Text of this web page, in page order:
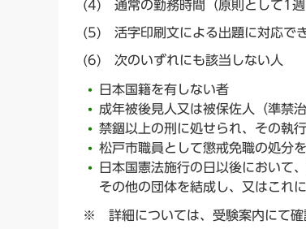
(4) 通常の勤務時間（原則として1
(5) 活字印刷文による出題に対応で
(6) 次のいずれにも該当しない人
日本国籍を有しない者
成年被後見人又は被保佐人（準禁
禁錮以上の刑に処せられ、その執
松戸市職員として懲戒免職の処分
日本国憲法施行の日以後において
その他の団体を結成し、又はこれ
※ 詳細については、受験案内にて確